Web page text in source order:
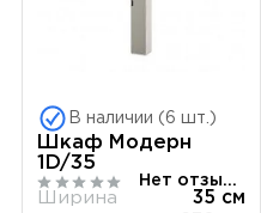
В наличии (6 шт.)
Шкаф Модерн
1D/35
Нет отзывов
Ширина
35 см